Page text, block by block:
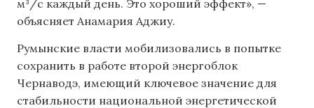
м³/с каждый день. Это хороший эффект», —
объясняет Анамария Аджиу.
Румынские власти мобилизовались в попытке
сохранить в работе второй энергоблок
Чернаводэ, имеющий ключевое значение для
стабильности национальной энергетической